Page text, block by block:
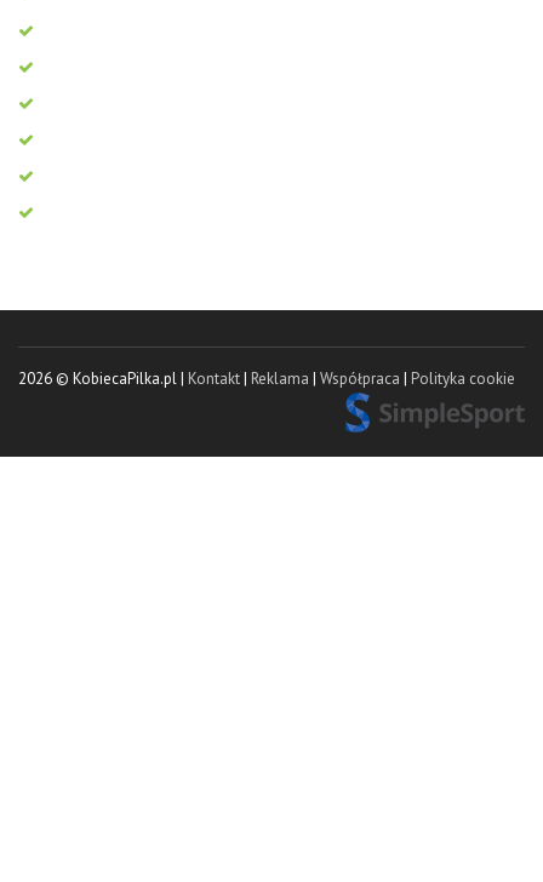
2026 © KobiecaPilka.pl | Kontakt| Reklama | Współpraca | Polityka cookie